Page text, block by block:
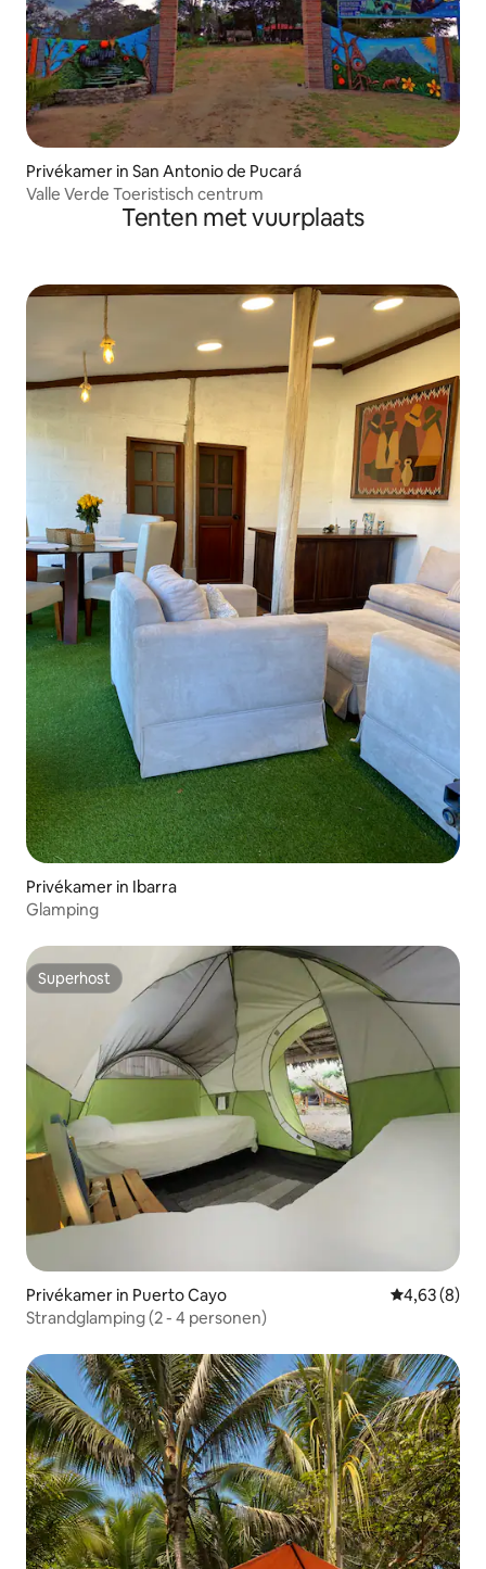
Privékamer in San Antonio de Pucará
Valle Verde Toeristisch centrum
Tenten met vuurplaats
Privékamer in Ibarra
Glamping
Superhost
Superhost
Privékamer in Puerto Cayo Gemiddelde
4,63 (8)
Strandglamping (2 - 4 personen)